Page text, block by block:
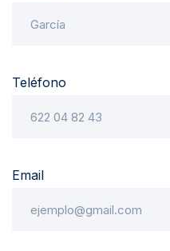
Teléfono
Email